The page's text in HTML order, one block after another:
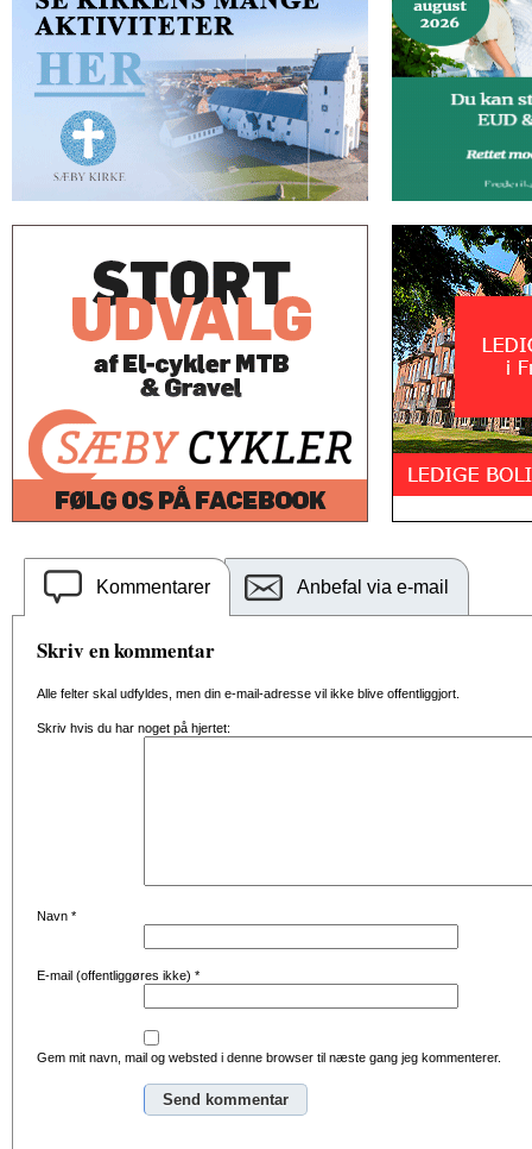
Kommentarer Anbefal via e-mail
Skriv en kommentar
Alle felter skal udfyldes, men din e-mail-adresse vil ikke blive offentliggjort.
Skriv hvis du har noget på hjertet:
Navn *
E-mail (offentliggøres ikke) *
Gem mit navn, mail og websted i denne browser til næste gang jeg kommenterer.